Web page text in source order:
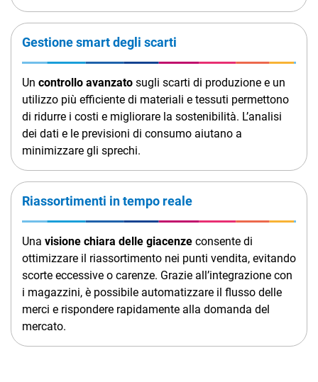
Gestione smart degli scarti
Un controllo avanzato sugli scarti di produzione e un
utilizzo più efficiente di materiali e tessuti permettono
di ridurre i costi e migliorare la sostenibilità. L’analisi
dei dati e le previsioni di consumo aiutano a
minimizzare gli sprechi.
Riassortimenti in tempo reale
Una visione chiara delle giacenze consente di
ottimizzare il riassortimento nei punti vendita, evitando
scorte eccessive o carenze. Grazie all’integrazione con
i magazzini, è possibile automatizzare il flusso delle
merci e rispondere rapidamente alla domanda del
mercato.